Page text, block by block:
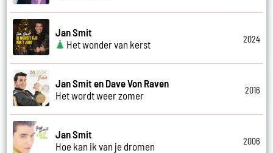
Jan Smit
Het wonder van kerst
2024
Jan Smit en Dave Von Raven
Het wordt weer zomer
2016
Jan Smit
Hoe kan ik van je dromen
2006